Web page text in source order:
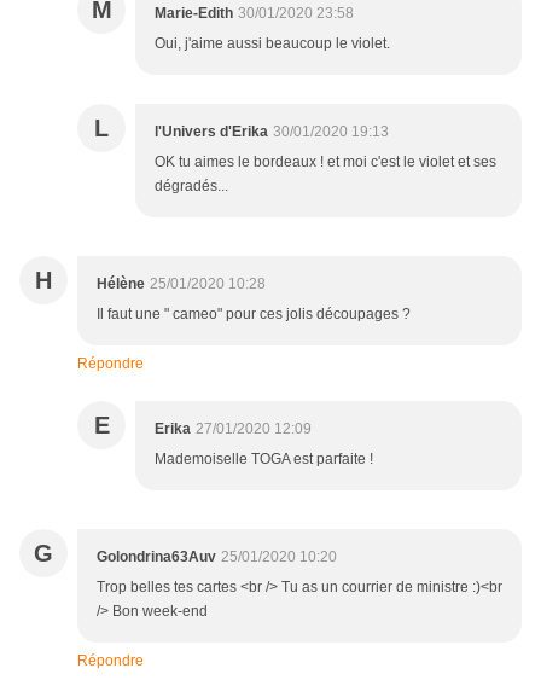
M Marie-Edith 30/01/2020 23:58
Oui, j'aime aussi beaucoup le violet.
L l'Univers d'Erika 30/01/2020 19:13
OK tu aimes le bordeaux ! et moi c'est le violet et ses
dégradés...
H Hélène 25/01/2020 10:28
Il faut une " cameo" pour ces jolis découpages ?
Répondre
E Erika 27/01/2020 12:09
Mademoiselle TOGA est parfaite !
G Golondrina63Auv 25/01/2020 10:20
Trop belles tes cartes <br /> Tu as un courrier de ministre :)<br
/> Bon week-end
Répondre